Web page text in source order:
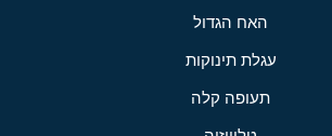
האח הגדול
עגלת תינוקות
תעופה קלה